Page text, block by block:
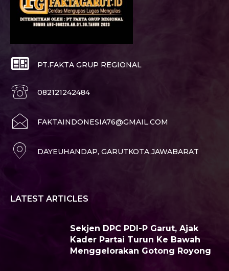
PT.FAKTA GRUP REGIONAL
082121242484
FAKTAINDONESIA76@GMAIL.COM
DAYEUHANDAP, GARUTKOTA,JAWABARAT
LATEST ARTICLES
Sekjen DPC PDI-P Garut, Ajak
Kader Partai Turun Ke Bawah
Menggelorakan Gotong Royong